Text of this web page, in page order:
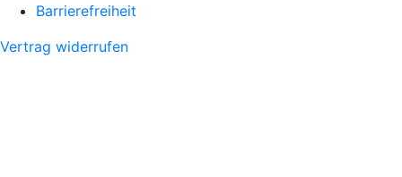
Barrierefreiheit
Vertrag widerrufen